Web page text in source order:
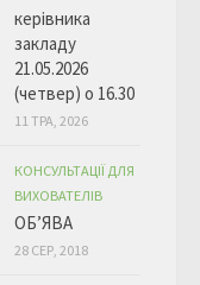
керівника
закладу
21.05.2026
(четвер) о 16.30
11 ТРА, 2026
КОНСУЛЬТАЦІЇ ДЛЯ
ВИХОВАТЕЛІВ
ОБ’ЯВА
28 СЕР, 2018